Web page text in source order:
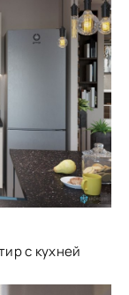
с кухней